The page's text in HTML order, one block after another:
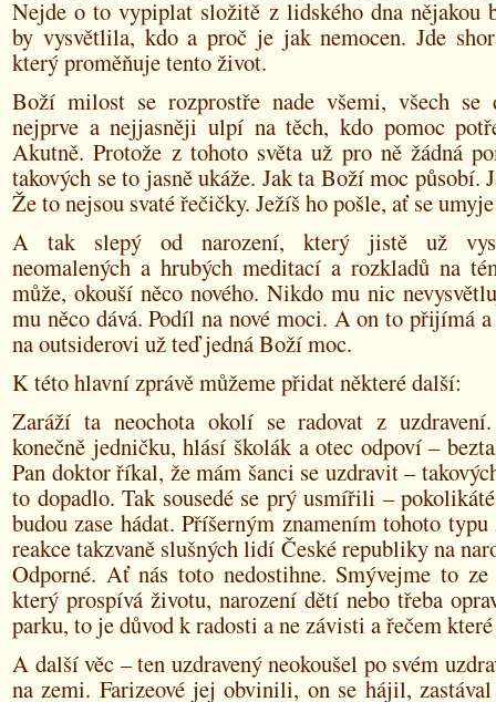
Nejde o to vypiplat složitě z lidského dna nějakou
by vysvětlila, kdo a proč je jak nemocen. Jde
který proměňuje tento život.
Boží milost se rozprostře nade všemi, všech se
nejprve a nejjasněji ulpí na těch, kdo pomoc
Akutně. Protože z tohoto světa už pro ně žádná
takových se to jasně ukáže. Jak ta Boží moc působí.
Že to nejsou svaté řečičky. Ježíš ho pošle, ať se
A tak slepý od narození, který jistě už
neomalených a hrubých meditací a rozkladů na
může, okouší něco nového. Nikdo mu nic
mu něco dává. Podíl na nové moci. A on to přijímá
na outsiderovi už teď jedná Boží moc.
K této hlavní zprávě můžeme přidat některé další:
Zaráží ta neochota okolí se radovat z
konečně jedničku, hlásí školák a otec odpoví –
Pan doktor říkal, že mám šanci se uzdravit –
to dopadlo. Tak sousedé se prý usmířili –
budou zase hádat. Příšerným znamením tohoto
reakce takzvaně slušných lidí České republiky na
Odporné. Ať nás toto nedostihne. Smývejme to ze
který prospívá životu, narození dětí nebo třeba
parku, to je důvod k radosti a ne závisti a řečem
A další věc – ten uzdravený neokoušel po svém
na zemi. Farizeové jej obvinili, on se hájil, zastával